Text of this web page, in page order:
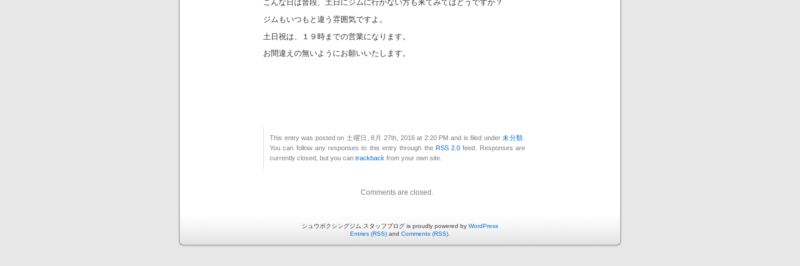
こんな日は普段、土日にジムに行かない方も来てみてはどうですか？
ジムもいつもと違う雰囲気ですよ。
土日祝は、１９時までの営業になります。
お間違えの無いようにお願いいたします。
This entry was posted on 土曜日, 8月 27th, 2016 at 2:20 PM and is filed under未分類
You can follow any responses to this entry through the RSS 2.0 feed. Responses are
currently closed, but you can trackback from your own site.
Comments are closed.
シュウボクシングジム スタッフブログ is proudly powered by WordPress
Entries (RSS) and Comments (RSS)